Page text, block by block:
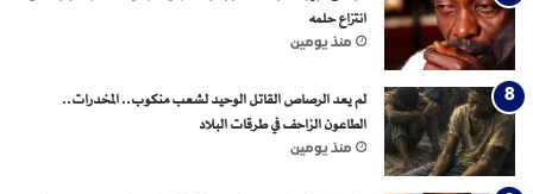
انتزاع حلمه
منذ يومين
لم يعد الرصاص القاتل الوحيد لشعب منكوب.. المخدرات..
الطاعون الزاحف في طرقات البلاد
منذ يومين